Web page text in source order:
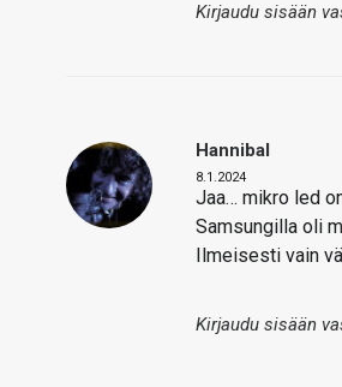
Kirjaudu sisään
Hannibal
8.1.2024
Jaa… mikro led
Samsungilla oli
Ilmeisesti vain
Kirjaudu sisään